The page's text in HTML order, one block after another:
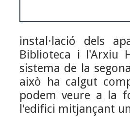
instal·lació dels
Biblioteca i l'Arxiu
sistema de la
això ha calgut
podem veure a la
l'edifici mitjançant